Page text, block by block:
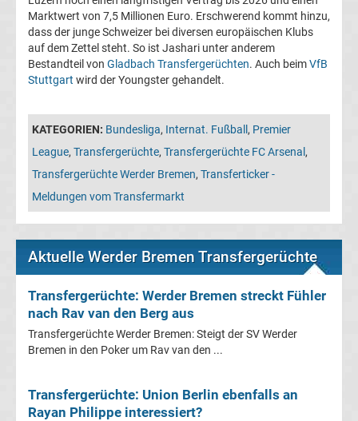
Bielefeld
Transfergerüchte
Bayer
Leverkusen
Transfergerüchte
Transfergerüchte
Borussia
Dortmund
Marktwert von 7,5 Millionen Euro. Erschwerend kommt hinzu,
dass der junge Schweizer bei diversen europäischen Klubs
auf dem Zettel steht. So ist Jashari unter anderem
Bestandteil von Gladbach Transfergerüchten. Auch beimVfB
Stuttgart wird der Youngster gehandelt.
KATEGORIEN: Bundesliga, Internat. Fußball, Premier
League, Transfergerüchte, Transfergerüchte FC Arsenal,
Transfergerüchte Werder Bremen, Transferticker -
Meldungen vom Transfermarkt
Aktuelle Werder Bremen Transfergerüchte
Transfergerüchte: Werder Bremen streckt Fühler
nach Rav van den Berg aus
Transfergerüchte Werder Bremen: Steigt der SV Werder
Bremen in den Poker um Rav van den ...
Transfergerüchte: Union Berlin ebenfalls an
Rayan Philippe interessiert?